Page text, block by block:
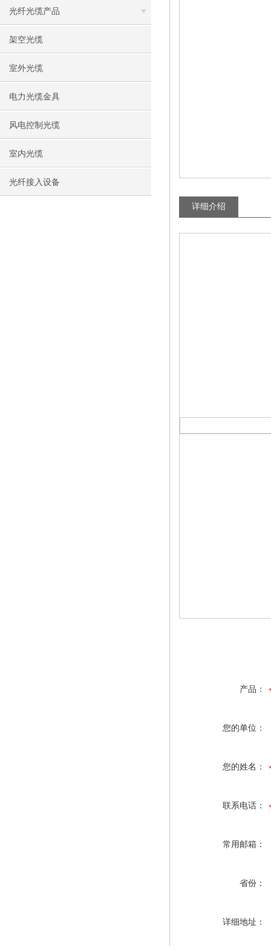
光纤光缆产品
架空光缆
室外光缆
电力光缆金具
风电控制光缆
室内光缆
光纤接入设备
详细介绍
产品：
您的单位：
您的姓名：
联系电话：
常用邮箱：
省份：
详细地址：